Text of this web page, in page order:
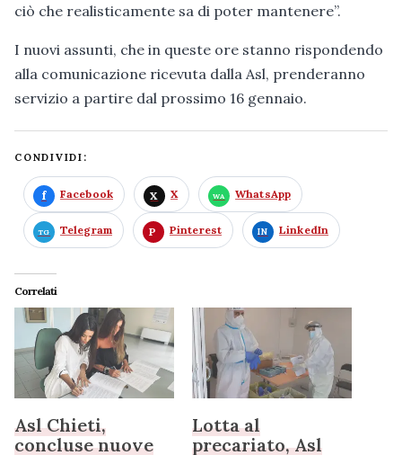
ciò che realisticamente sa di poter mantenere”.
I nuovi assunti, che in queste ore stanno rispondendo
alla comunicazione ricevuta dalla Asl, prenderanno
servizio a partire dal prossimo 16 gennaio.
CONDIVIDI:
Facebook X WhatsApp
Telegram Pinterest LinkedIn
Correlati
Asl Chieti,
concluse nuove
Lotta al
precariato, Asl